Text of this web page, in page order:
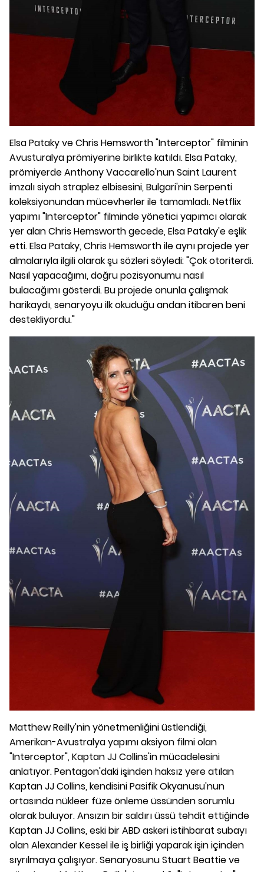
Elsa Pataky ve Chris Hemsworth "Interceptor" filminin
Avusturalya prömiyerine birlikte katıldı. Elsa Pataky,
prömiyerde Anthony Vaccarello'nun Saint Laurent
imzalı siyah straplez elbisesini, Bulgari'nin Serpenti
koleksiyonundan mücevherler ile tamamladı. Netflix
yapımı "Interceptor" filminde yönetici yapımcı olarak
yer alan Chris Hemsworth gecede, Elsa Pataky'e eşlik
etti. Elsa Pataky, Chris Hemsworth ile aynı projede yer
almalarıyla ilgili olarak şu sözleri söyledi: "Çok otoriterdi.
Nasıl yapacağımı, doğru pozisyonumu nasıl
bulacağımı gösterdi. Bu projede onunla çalışmak
harikaydı, senaryoyu ilk okuduğu andan itibaren beni
destekliyordu."
Matthew Reilly'nin yönetmenliğini üstlendiği,
Amerikan-Avustralya yapımı aksiyon filmi olan
"Interceptor", Kaptan JJ Collins'in mücadelesini
anlatıyor. Pentagon'daki işinden haksız yere atılan
Kaptan JJ Collins, kendisini Pasifik Okyanusu'nun
ortasında nükleer füze önleme üssünden sorumlu
olarak buluyor. Ansızın bir saldırı üssü tehdit ettiğinde
Kaptan JJ Collins, eski bir ABD askeri istihbarat subayı
olan Alexander Kessel ile iş birliği yaparak işin içinden
sıyrılmaya çalışıyor. Senaryosunu Stuart Beattie ve